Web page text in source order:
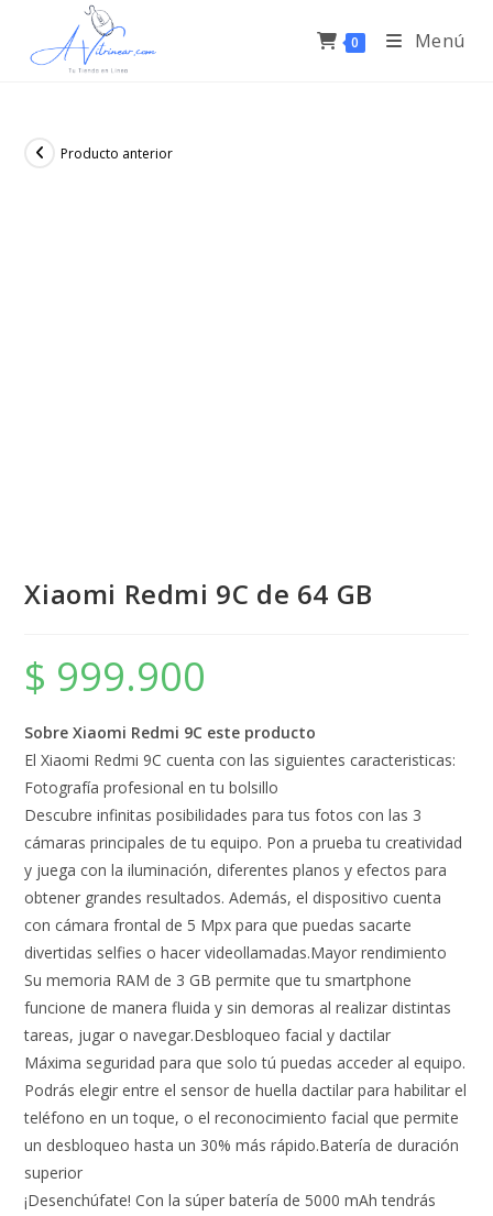
0 Menú
Producto anterior
Xiaomi Redmi 9C de 64 GB
$ 999.900
Sobre Xiaomi Redmi 9C este producto
El Xiaomi Redmi 9C cuenta con las siguientes caracteristicas:
Fotografía profesional en tu bolsillo
Descubre infinitas posibilidades para tus fotos con las 3
cámaras principales de tu equipo. Pon a prueba tu creatividad
y juega con la iluminación, diferentes planos y efectos para
obtener grandes resultados. Además, el dispositivo cuenta
con cámara frontal de 5 Mpx para que puedas sacarte
divertidas selfies o hacer videollamadas.Mayor rendimiento
Su memoria RAM de 3 GB permite que tu smartphone
funcione de manera fluida y sin demoras al realizar distintas
tareas, jugar o navegar.Desbloqueo facial y dactilar
Máxima seguridad para que solo tú puedas acceder al equipo.
Podrás elegir entre el sensor de huella dactilar para habilitar el
teléfono en un toque, o el reconocimiento facial que permite
un desbloqueo hasta un 30% más rápido.Batería de duración
superior
¡Desenchúfate! Con la súper batería de 5000 mAh tendrás